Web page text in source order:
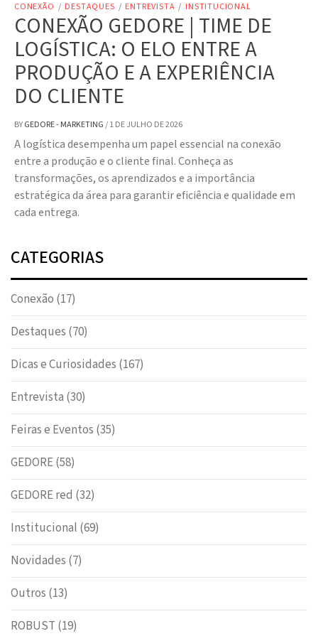
CONEXÃO / DESTAQUES / ENTREVISTA / INSTITUCIONAL
CONEXÃO GEDORE | TIME DE
LOGÍSTICA: O ELO ENTRE A
PRODUÇÃO E A EXPERIÊNCIA
DO CLIENTE
BYGEDORE - MARKETING/1 DE JULHO DE 2026
A logística desempenha um papel essencial na conexão
entre a produção e o cliente final. Conheça as
transformações, os aprendizados e a importância
estratégica da área para garantir eficiência e qualidade em
cada entrega.
CATEGORIAS
Conexão (17)
Destaques (70)
Dicas e Curiosidades (167)
Entrevista (30)
Feiras e Eventos (35)
GEDORE(58)
GEDORE red (32)
Institucional (69)
Novidades (7)
Outros (13)
ROBUST (19)